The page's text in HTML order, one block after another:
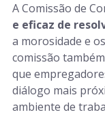
A Comissão de
e eficaz de
a morosidade e
comissão
que
diálogo mais
ambiente de